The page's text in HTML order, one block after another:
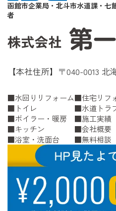
函館市企業局・北斗市水道課・七
者
【本社住所】〒040-0013
水回りリフォーム
トイレ
ボイラー・暖房
キッチン
浴室・洗面台
住宅リフ
水道トラ
施工実績
会社概要
無料相談